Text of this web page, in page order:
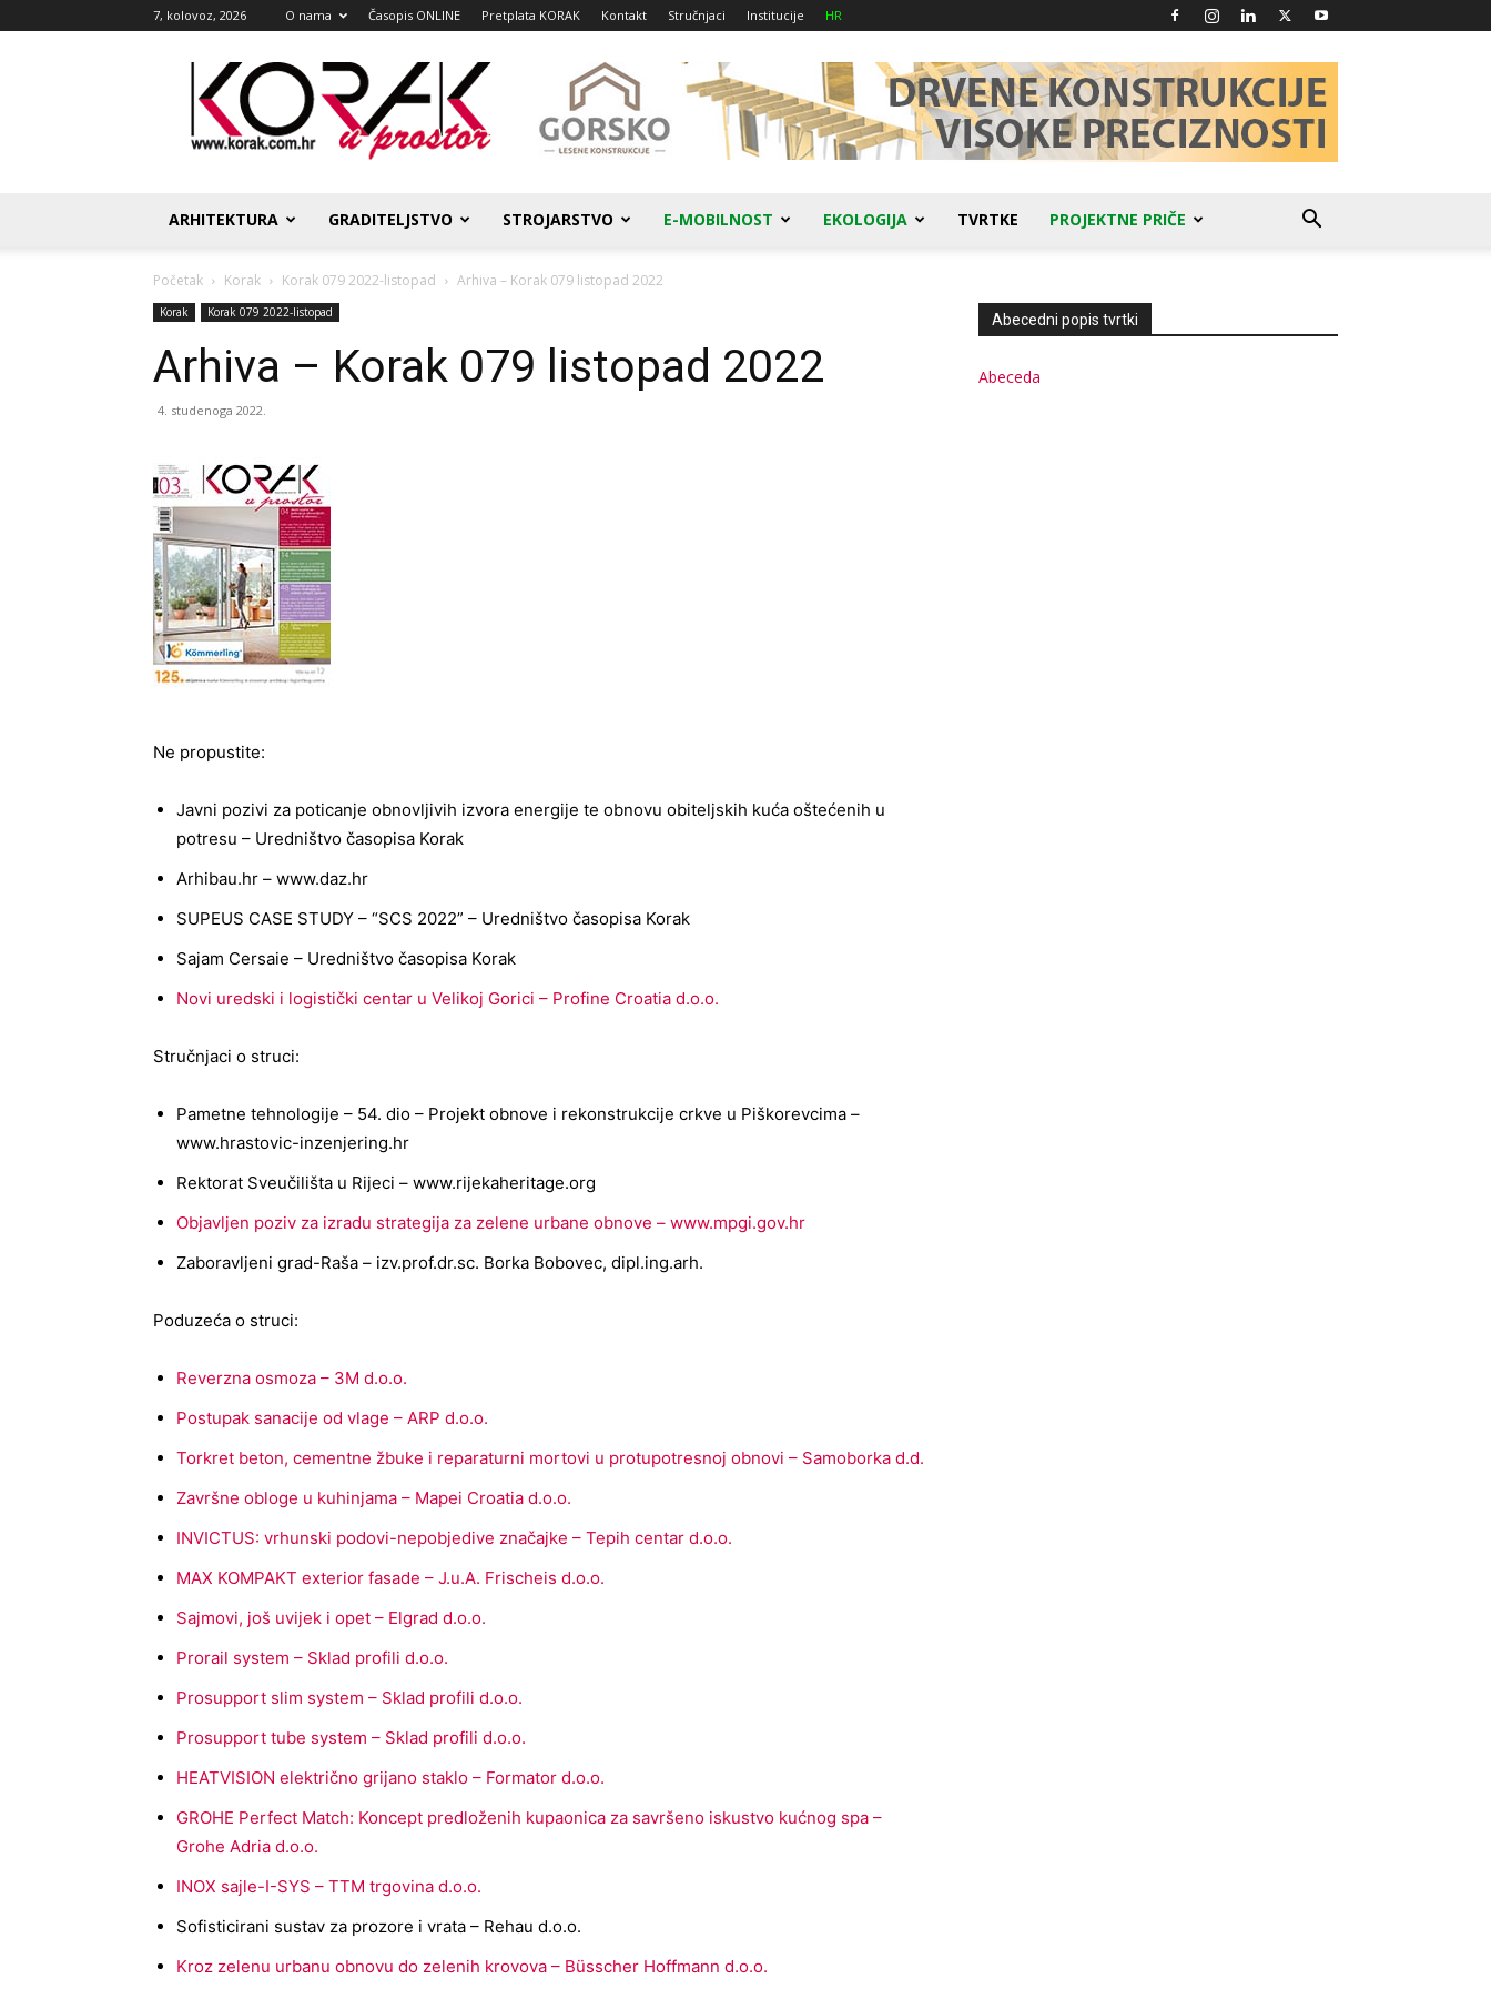
7, kolovoz, 2026 O nama Časopis ONLINE Pretplata KORAK Kontakt Stručnjaci Institucije HR
Korak
u
prostor
ARHITEKTURA GRADITELJSTVO STROJARSTVO E-MOBILNOST EKOLOGIJA TVRTKE PROJEKTNE PRIČE
Početak Korak Korak 079 2022-listopad Arhiva – Korak 079 listopad 2022
Korak Korak 079 2022-listopad
Arhiva – Korak 079 listopad 2022
4. studenoga 2022.
Ne propustite:
Javni pozivi za poticanje obnovljivih izvora energije te obnovu obiteljskih kuća oštećenih u
potresu – Uredništvo časopisa Korak
Arhibau.hr – www.daz.hr
SUPEUS CASE STUDY – “SCS 2022” – Uredništvo časopisa Korak
Sajam Cersaie – Uredništvo časopisa Korak
Novi uredski i logistički centar u Velikoj Gorici – Profine Croatia d.o.o.
Stručnjaci o struci:
Pametne tehnologije – 54. dio – Projekt obnove i rekonstrukcije crkve u Piškorevcima –
www.hrastovic-inzenjering.hr
Rektorat Sveučilišta u Rijeci – www.rijekaheritage.org
Objavljen poziv za izradu strategija za zelene urbane obnove – www.mpgi.gov.hr
Zaboravljeni grad-Raša – izv.prof.dr.sc. Borka Bobovec, dipl.ing.arh.
Poduzeća o struci:
Reverzna osmoza – 3M d.o.o.
Postupak sanacije od vlage – ARP d.o.o.
Torkret beton, cementne žbuke i reparaturni mortovi u protupotresnoj obnovi – Samoborka d.d.
Završne obloge u kuhinjama – Mapei Croatia d.o.o.
INVICTUS: vrhunski podovi-nepobjedive značajke – Tepih centar d.o.o.
MAX KOMPAKT exterior fasade – J.u.A. Frischeis d.o.o.
Sajmovi, još uvijek i opet – Elgrad d.o.o.
Prorail system – Sklad profili d.o.o.
Prosupport slim system – Sklad profili d.o.o.
Prosupport tube system – Sklad profili d.o.o.
HEATVISION električno grijano staklo – Formator d.o.o.
GROHE Perfect Match: Koncept predloženih kupaonica za savršeno iskustvo kućnog spa –
Grohe Adria d.o.o.
INOX sajle-I-SYS – TTM trgovina d.o.o.
Sofisticirani sustav za prozore i vrata – Rehau d.o.o.
Kroz zelenu urbanu obnovu do zelenih krovova – Büsscher Hoffmann d.o.o.
Abecedni popis tvrtki
Abeceda